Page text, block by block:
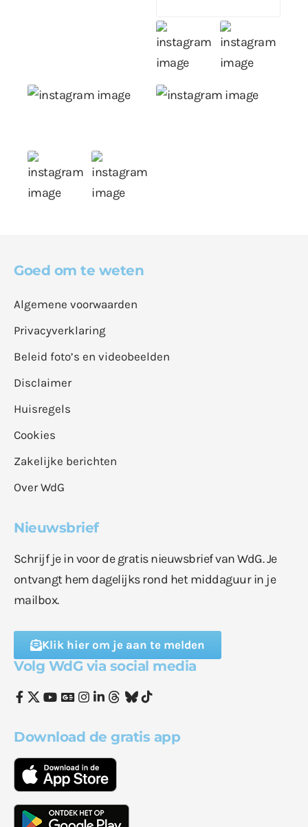
Goed om te weten
Algemene voorwaarden
Privacyverklaring
Beleid foto’s en videobeelden
Disclaimer
Huisregels
Cookies
Zakelijke berichten
Over WdG
Nieuwsbrief
Schrijf je in voor de gratis nieuwsbrief van WdG. Je
ontvangt hem dagelijks rond het middaguur in je
mailbox.
Klik hier om je aan te melden
Volg WdG via social media
Download de gratis app